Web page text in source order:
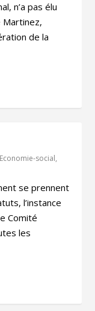
n’a pas élu
Martinez,
de la
Economie-social,
se prennent
l’instance
Comité
les